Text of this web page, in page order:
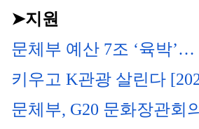
➤지원
문체부 예산 7조 ‘육박
키우고 K관광 살린다
문체부, G20 문화장관회